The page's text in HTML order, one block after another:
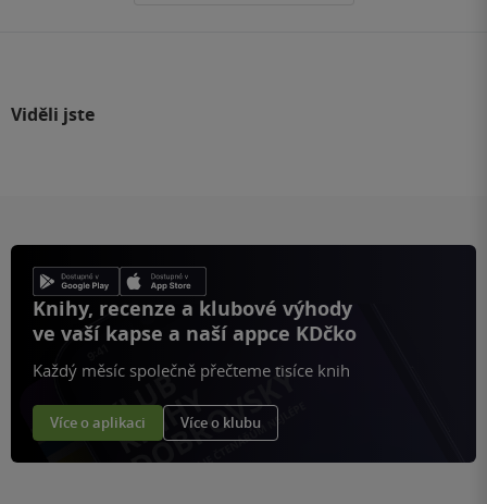
Viděli jste
Knihy, recenze a klubové výhody
ve vaší kapse a naší appce KDčko
Každý měsíc společně přečteme tisíce knih
Více o aplikaci Více o klubu